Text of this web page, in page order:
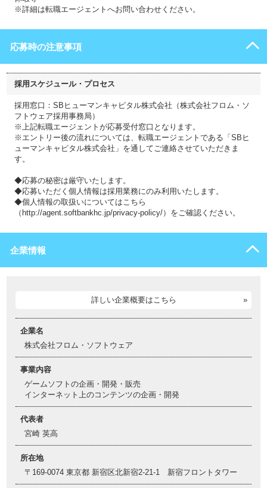
※詳細は転職エージェントへお問い合わせください。
応募時の注意事項
採用スケジュール・プロセス
採用窓口：SBヒューマンキャピタル株式会社（株式会社フロム・ソ
フトウェア採用事務局）
※上記転職エージェントが応募受付窓口となります。
※エントリー後の流れについては、転職エージェントである「SBヒ
ューマンキャピタル株式会社」を通してご連絡させていただきま
す。
◆応募の秘密は厳守いたします。
◆応募いただく個人情報は採用業務にのみ利用いたします。
◆個人情報の取扱いについてはこちら
（http://agent.softbankhc.jp/privacy-policy/）をご確認ください。
企業情報
詳しい企業概要はこちら
企業名
株式会社フロム・ソフトウェア
事業内容
ゲームソフトの企画・開発・販売
インターネット上のコンテンツの企画・開発
代表者
宮崎 英高
所在地
〒169-0074 東京都 新宿区北新宿2-21-1 新宿フロントタワー